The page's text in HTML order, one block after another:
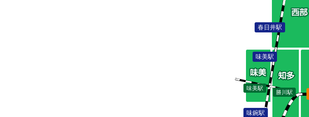
味美駅
勝川駅
味鋺駅
味美駅
春日井駅